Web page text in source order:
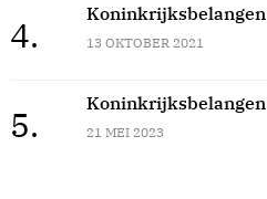
4. 13 OKTOBER 2021
5. 21 MEI 2023